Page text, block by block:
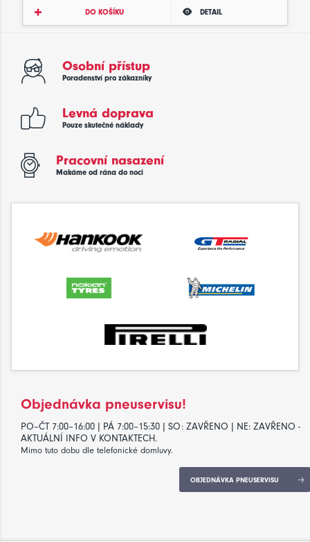
DO KOŠÍKU DETAIL
Osobní přístup
Poradenství pro zákazníky
Levná doprava
Pouze skutečné náklady
Pracovní nasazení
Makáme od rána do noci
Objednávka pneuservisu!
PO–ČT 7:00–16:00 | PÁ 7:00–15:30 | SO: ZAVŘENO | NE: ZAVŘENO -
AKTUÁLNÍ INFO V KONTAKTECH.
Mimo tuto dobu dle telefonické domluvy.
OBJEDNÁVKA PNEUSERVISU